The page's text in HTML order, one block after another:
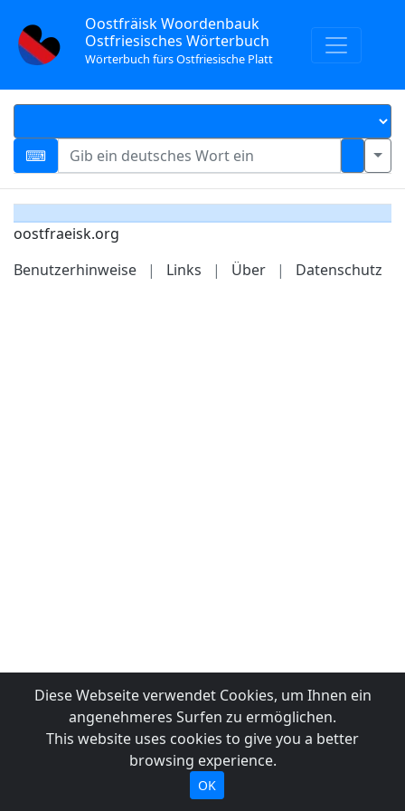
Oostfräisk Woordenbauk
Ostfriesisches Wörterbuch
Wörterbuch fürs Ostfriesische Platt
oostfraeisk.org
Benutzerhinweise
| Links | Über | Datenschutz
Diese Webseite verwendet Cookies, um Ihnen ein
angenehmeres Surfen zu ermöglichen.
This website uses cookies to give you a better
browsing experience.
OK